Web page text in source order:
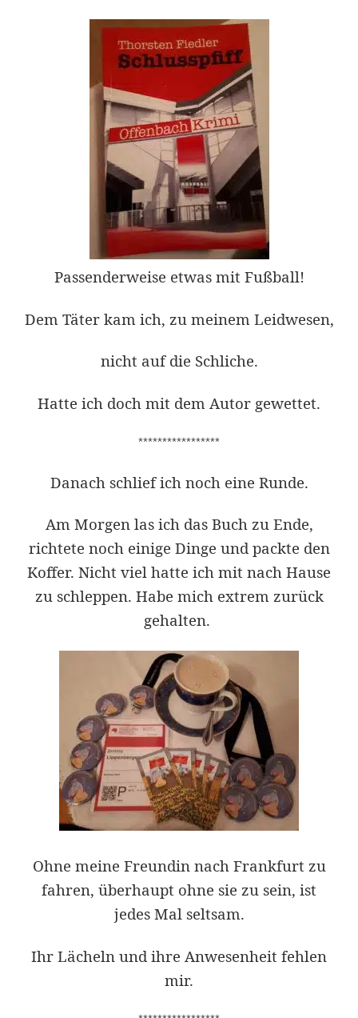
Passenderweise etwas mit Fußball!
Dem Täter kam ich, zu meinem Leidwesen,
nicht auf die Schliche.
Hatte ich doch mit dem Autor gewettet.
*****************
Danach schlief ich noch eine Runde.
Am Morgen las ich das Buch zu Ende,
richtete noch einige Dinge und packte den
Koffer. Nicht viel hatte ich mit nach Hause
zu schleppen. Habe mich extrem zurück
gehalten.
Ohne meine Freundin nach Frankfurt zu
fahren, überhaupt ohne sie zu sein, ist
jedes Mal seltsam.
Ihr Lächeln und ihre Anwesenheit fehlen
mir.